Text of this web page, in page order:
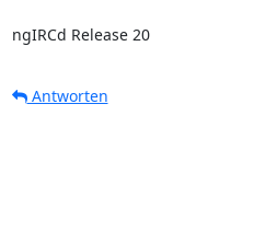
ngIRCd Release 20
Antworten